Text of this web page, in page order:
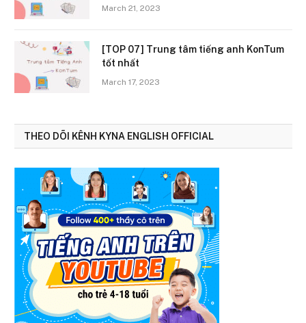
March 21, 2023
[TOP 07] Trung tâm tiếng anh KonTum
tốt nhất
March 17, 2023
THEO DÕI KÊNH KYNA ENGLISH OFFICIAL